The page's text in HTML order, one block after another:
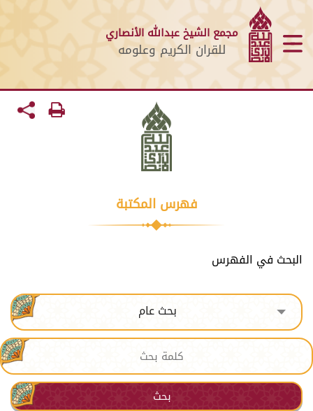
مجمع الشيخ عبدالله الأنصاري
للقران الكريم وعلومه
فهرس المكتبة
البحث في الفهرس
بحث عام
بحث